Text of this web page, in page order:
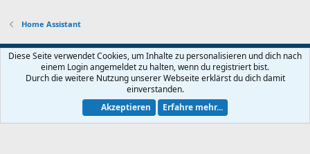
Home Assistant
Default-Theme
Nutzungsbedingungen
Datenschutz Hilfe und Impressum Start
Community platform by XenForo® © 2010-2026 XenForo Ltd.
Diese Seite verwendet Cookies, um Inhalte zu personalisieren und dich nach
einem Login angemeldet zu halten, wenn du registriert bist.
Durch die weitere Nutzung unserer Webseite erklärst du dich damit
einverstanden.
Akzeptieren
Erfahre mehr...